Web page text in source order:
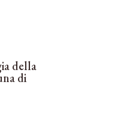
della
di